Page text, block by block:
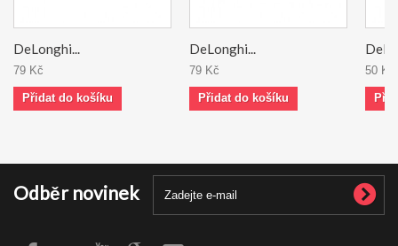
DeLonghi...
79 Kč
Přidat do košíku
DeLonghi...
79 Kč
Přidat do košíku
50 Kč
Odběr novinek